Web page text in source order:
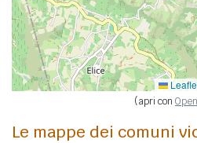
(apri con
Le mappe dei comuni